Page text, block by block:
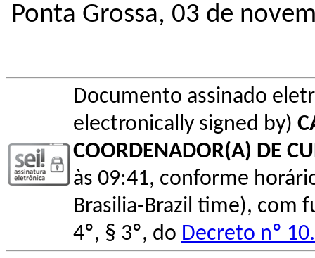
Ponta Grossa, 03 de
Documento assinado
electronically signed by)
COORDENADOR(A) DE
às 09:41, conforme
Brasilia-Brazil time), com
4º, § 3º, do Decreto nº